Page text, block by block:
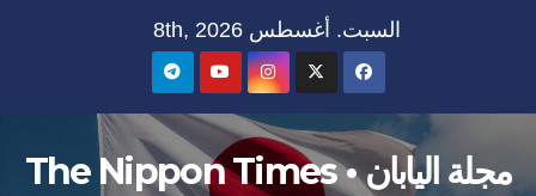
السبت. أغسطس 8th, 2026
مجلة اليابان • The Nippon Times